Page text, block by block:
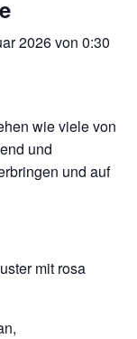
2026 von 0:30
wie viele von
und
und auf
mit rosa